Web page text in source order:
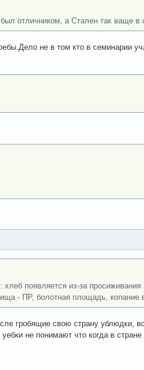
отличником, а Стален так ваще в
не в том кто в семинарии
появляется из-за
- ПР, болотная площадь, копание
гробящие свою страну ублюдки,
не понимают что когда в